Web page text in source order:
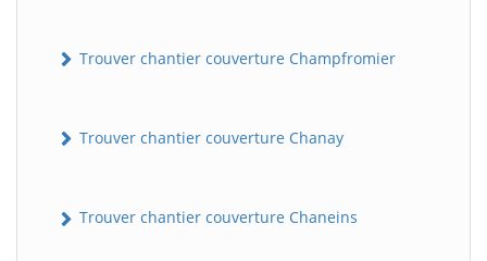
Trouver chantier couverture Champfromier
Trouver chantier couverture Chanay
Trouver chantier couverture Chaneins